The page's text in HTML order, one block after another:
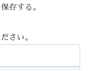
存する。
さい。